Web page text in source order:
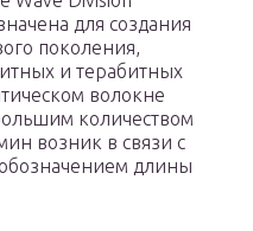
для создания
поколения,
и терабитных
волокне
количеством
возник в связи с
длины